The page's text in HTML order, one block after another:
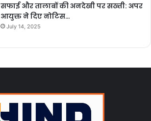
सफाई और तालाबों की अनदेखी पर सख्ती: अपर
आयुक्त ने दिए नोटिस…
July 14, 2025